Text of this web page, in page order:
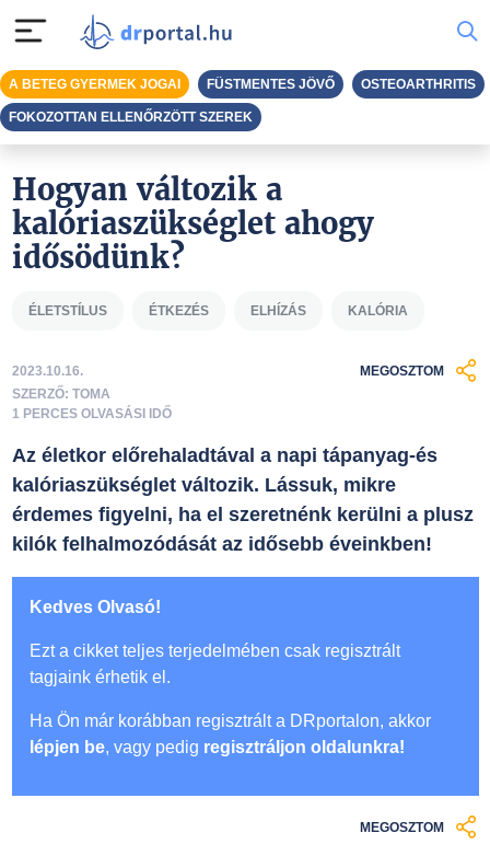
Hogyan változik a
kalóriaszükséglet ahogy
idősödünk?
ÉLETSTÍLUS ÉTKEZÉS ELHÍZÁS KALÓRIA
2023.10.16.
SZERZŐ: TOMA
1 PERCES OLVASÁSI IDŐ
MEGOSZTOM
Az életkor előrehaladtával a napi tápanyag-és
kalóriaszükséglet változik. Lássuk, mikre
érdemes figyelni, ha el szeretnénk kerülni a plusz
kilók felhalmozódását az idősebb éveinkben!
Kedves Olvasó!
Ezt a cikket teljes terjedelmében csak regisztrált
tagjaink érhetik el.
Ha Ön már korábban regisztrált a DRportalon, akkor
lépjen be, vagy pedig regisztráljon oldalunkra!
MEGOSZTOM
A BETEG GYERMEK JOGAI FÜSTMENTES JÖVŐ OSTEOARTHRITIS
FOKOZOTTAN ELLENŐRZÖTT SZEREK